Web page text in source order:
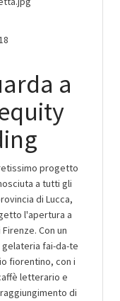
a
progetto
a tutti gli
di Lucca,
l'apertura a
Con un
fai-da-te
fiorentino, con i
letterario e
di